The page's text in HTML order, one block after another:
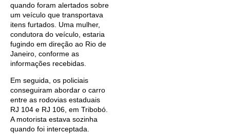
quando foram alertados sobre
um veículo que transportava
itens furtados. Uma mulher,
condutora do veículo, estaria
fugindo em direção ao Rio de
Janeiro, conforme as
informações recebidas.
Em seguida, os policiais
conseguiram abordar o carro
entre as rodovias estaduais
RJ 104 e RJ 106, em Tribobó.
A motorista estava sozinha
quando foi interceptada.